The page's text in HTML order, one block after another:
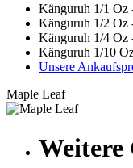
Känguruh 1/1 Oz
Känguruh 1/2 Oz
Känguruh 1/4 Oz
Känguruh 1/10
Unsere
Maple Leaf
Weitere